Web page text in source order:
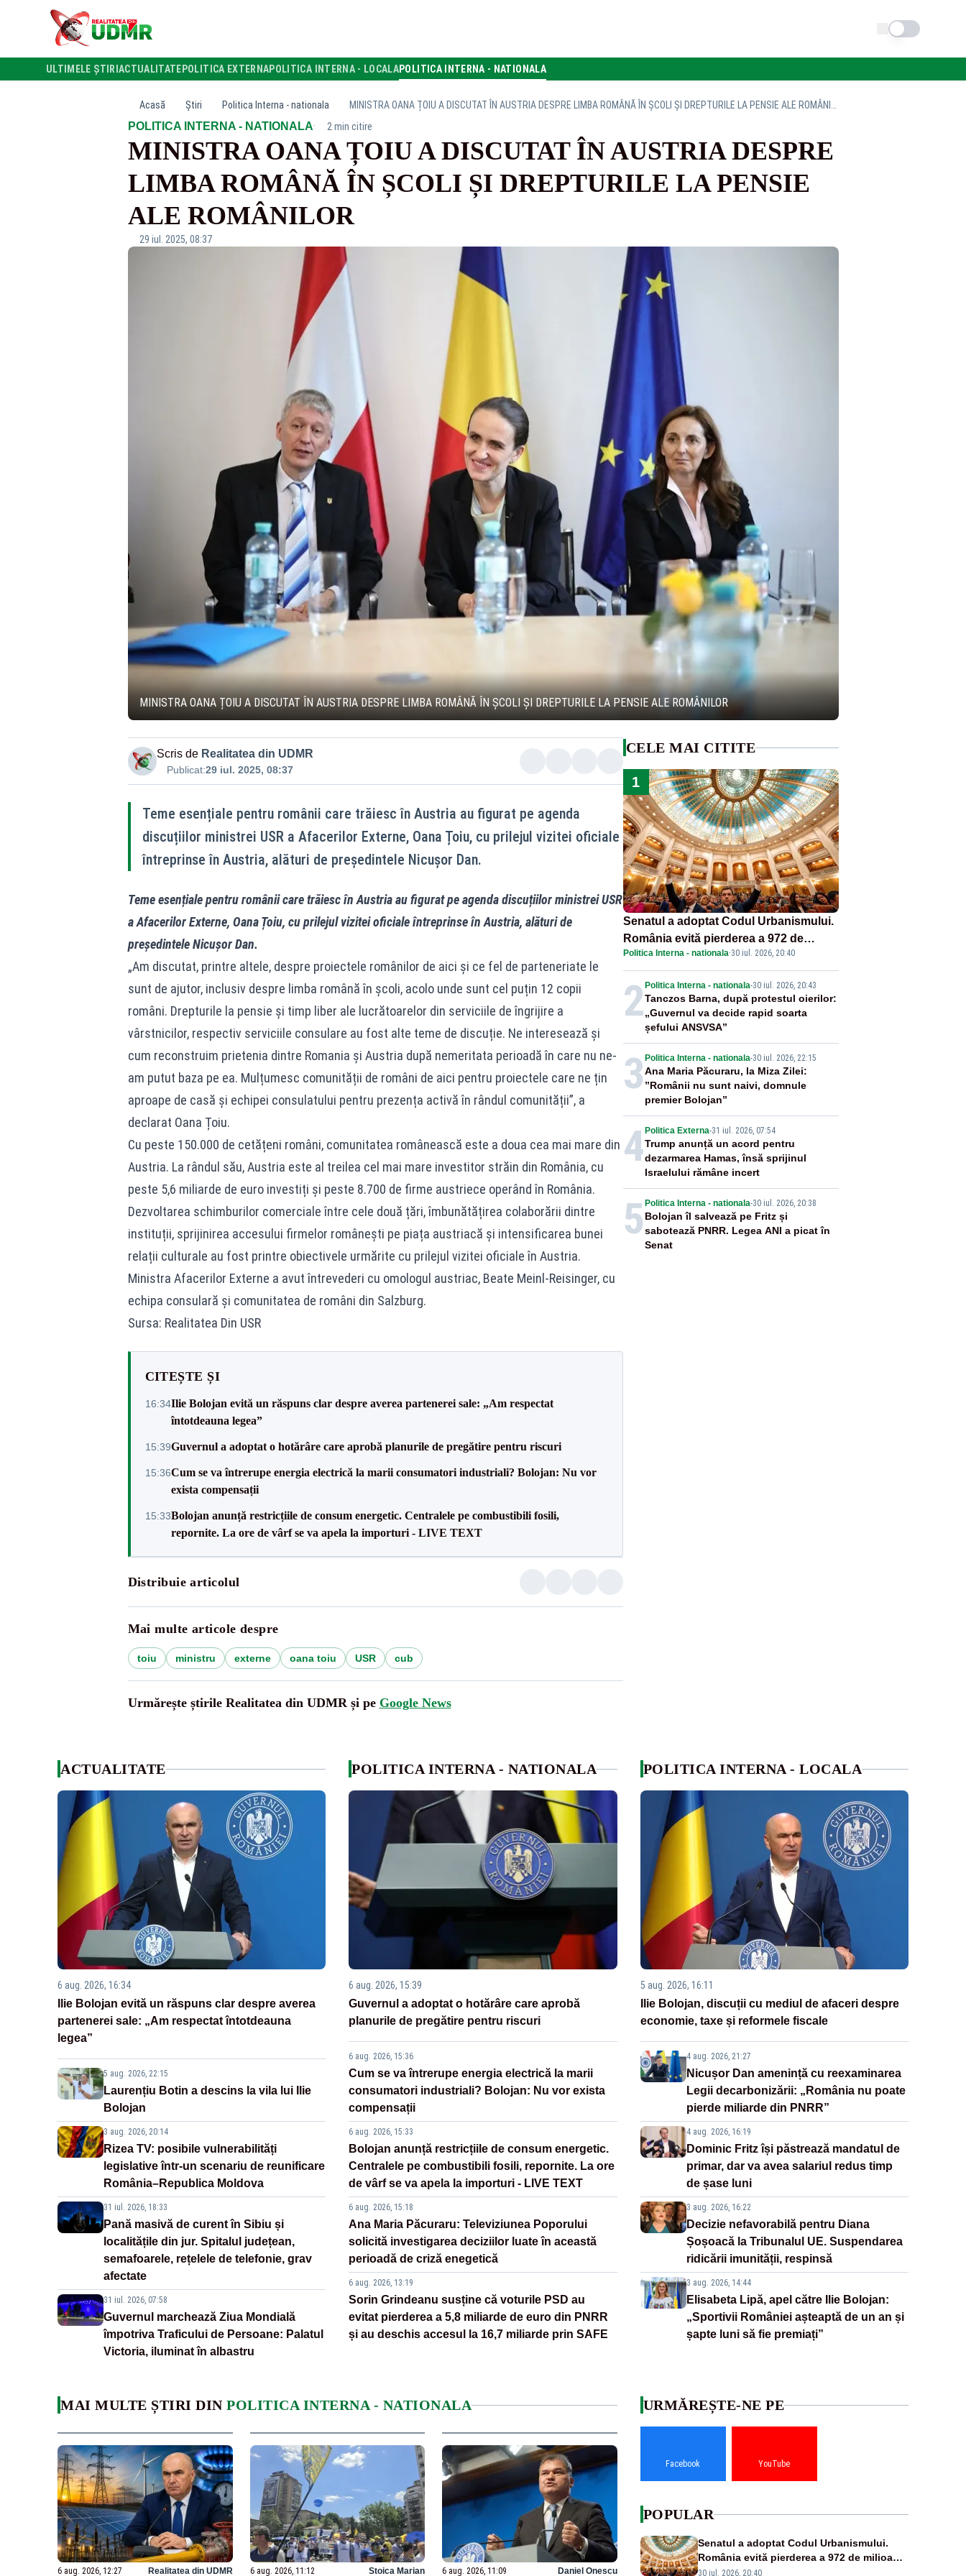
Schimba tema
ULTIMELE ȘTIRI ACTUALITATE POLITICA EXTERNAPOLITICA INTERNA - LOCALAPOLITICA INTERNA - NATIONALA
Acasă Știri Politica Interna - nationala
POLITICA INTERNA - NATIONALA· 2 min citire
MINISTRA OANA ȚOIU A DISCUTAT ÎN AUSTRIA DESPRE
LIMBA ROMÂNĂ ÎN ȘCOLI ȘI DREPTURILE LA PENSIE
ALE ROMÂNILOR
29 iul. 2025, 08:37
MINISTRA OANA ȚOIU A DISCUTAT ÎN AUSTRIA DESPRE LIMBA ROMÂNĂ ÎN ȘCOLI ȘI DREPTURILE LA PENSIE ALE ROMÂNILOR
Scris de Realitatea din UDMR
Publicat:29 iul. 2025, 08:37
Teme esențiale pentru românii care trăiesc în Austria au figurat pe agenda
discuțiilor ministrei USR a Afacerilor Externe, Oana Țoiu, cu prilejul vizitei oficiale
întreprinse în Austria, alături de președintele Nicușor Dan.
Teme esențiale pentru românii care trăiesc în Austria au figurat pe agenda discuțiilor ministrei USR
a Afacerilor Externe, Oana Țoiu, cu prilejul vizitei oficiale întreprinse în Austria, alături de
președintele Nicușor Dan.
„Am discutat, printre altele, despre proiectele românilor de aici şi ce fel de parteneriate le
sunt de ajutor, inclusiv despre limba română în şcoli, acolo unde sunt cel puțin 12 copii
români. Drepturile la pensie și timp liber ale lucrătoarelor din serviciile de îngrijire a
vârstnicilor, respectiv serviciile consulare au fost alte teme de discuție. Ne interesează și
cum reconstruim prietenia dintre Romania şi Austria după nemeritata perioadă în care nu ne-
am putut baza pe ea. Mulțumesc comunității de români de aici pentru proiectele care ne țin
aproape de casă şi echipei consulatului pentru prezența activă în rândul comunității”, a
declarat Oana Țoiu.
Cu peste 150.000 de cetățeni români, comunitatea românească este a doua cea mai mare din
Austria. La rândul său, Austria este al treilea cel mai mare investitor străin din România, cu
peste 5,6 miliarde de euro investiți și peste 8.700 de firme austriece operând în România.
Dezvoltarea schimburilor comerciale între cele două țări, îmbunătățirea colaborării dintre
instituții, sprijinirea accesului firmelor românești pe piața austriacă și intensificarea bunei
relații culturale au fost printre obiectivele urmărite cu prilejul vizitei oficiale în Austria.
Ministra Afacerilor Externe a avut întrevederi cu omologul austriac, Beate Meinl-Reisinger, cu
echipa consulară şi comunitatea de români din Salzburg.
Sursa: Realitatea Din USR
CITEȘTE ȘI
16:34Ilie Bolojan evită un răspuns clar despre averea partenerei sale: „Am respectat
întotdeauna legea”
15:39Guvernul a adoptat o hotărâre care aprobă planurile de pregătire pentru riscuri
15:36Cum se va întrerupe energia electrică la marii consumatori industriali? Bolojan: Nu vor
exista compensații
15:33Bolojan anunță restricțiile de consum energetic. Centralele pe combustibili fosili,
repornite. La ore de vârf se va apela la importuri - LIVE TEXT
Distribuie articolul
Mai multe articole despre
toiu ministru externe oana toiu USR cub
Urmărește știrile Realitatea din UDMR și pe Google News
CELE MAI CITITE
1
Senatul a adoptat Codul Urbanismului.
România evită pierderea a 972 de
milioane de euro din PNRR
Politica Interna - nationala·30 iul. 2026, 20:40
2 Politica Interna - nationala-30 iul. 2026, 20:43
Tanczos Barna, după protestul oierilor:
„Guvernul va decide rapid soarta
șefului ANSVSA”
3 Politica Interna - nationala-30 iul. 2026, 22:15
Ana Maria Păcuraru, la Miza Zilei:
”Românii nu sunt naivi, domnule
premier Bolojan”
4 Politica Externa-31 iul. 2026, 07:54
Trump anunță un acord pentru
dezarmarea Hamas, însă sprijinul
Israelului rămâne incert
5 Politica Interna - nationala-30 iul. 2026, 20:38
Bolojan îl salvează pe Fritz și
sabotează PNRR. Legea ANI a picat în
Senat
ACTUALITATE
6 aug. 2026, 16:34
Ilie Bolojan evită un răspuns clar despre averea
partenerei sale: „Am respectat întotdeauna
legea”
5 aug. 2026, 22:15
Laurențiu Botin a descins la vila lui Ilie
Bolojan
3 aug. 2026, 20:14
Rizea TV: posibile vulnerabilități
legislative într-un scenariu de reunificare
România–Republica Moldova
31 iul. 2026, 18:33
Pană masivă de curent în Sibiu și
localitățile din jur. Spitalul județean,
semafoarele, rețelele de telefonie, grav
afectate
31 iul. 2026, 07:58
Guvernul marchează Ziua Mondială
împotriva Traficului de Persoane: Palatul
Victoria, iluminat în albastru
POLITICA INTERNA - NATIONALA
6 aug. 2026, 15:39
Guvernul a adoptat o hotărâre care aprobă
planurile de pregătire pentru riscuri
6 aug. 2026, 15:36
Cum se va întrerupe energia electrică la marii
consumatori industriali? Bolojan: Nu vor exista
compensații
6 aug. 2026, 15:33
Bolojan anunță restricțiile de consum energetic.
Centralele pe combustibili fosili, repornite. La ore
de vârf se va apela la importuri - LIVE TEXT
6 aug. 2026, 15:18
Ana Maria Păcuraru: Televiziunea Poporului
solicită investigarea deciziilor luate în această
perioadă de criză enegetică
6 aug. 2026, 13:19
Sorin Grindeanu susține că voturile PSD au
evitat pierderea a 5,8 miliarde de euro din PNRR
și au deschis accesul la 16,7 miliarde prin SAFE
POLITICA INTERNA - LOCALA
5 aug. 2026, 16:11
Ilie Bolojan, discuții cu mediul de afaceri despre
economie, taxe și reformele fiscale
4 aug. 2026, 21:27
Nicușor Dan amenință cu reexaminarea
Legii decarbonizării: „România nu poate
pierde miliarde din PNRR”
4 aug. 2026, 16:19
Dominic Fritz își păstrează mandatul de
primar, dar va avea salariul redus timp
de șase luni
3 aug. 2026, 16:22
Decizie nefavorabilă pentru Diana
Șoșoacă la Tribunalul UE. Suspendarea
ridicării imunității, respinsă
3 aug. 2026, 14:44
Elisabeta Lipă, apel către Ilie Bolojan:
„Sportivii României așteaptă de un an și
șapte luni să fie premiați”
MAI MULTE ȘTIRI DIN POLITICA INTERNA - NATIONALA
6 aug. 2026, 12:27 Realitatea din UDMR 6 aug. 2026, 11:12 Stoica Marian 6 aug. 2026, 11:09 Daniel Onescu
URMĂREȘTE-NE PE
Facebook YouTube
POPULAR
Senatul a adoptat Codul Urbanismului.
România evită pierderea a 972 de milioane
de euro din PNRR
30 iul. 2026, 20:40